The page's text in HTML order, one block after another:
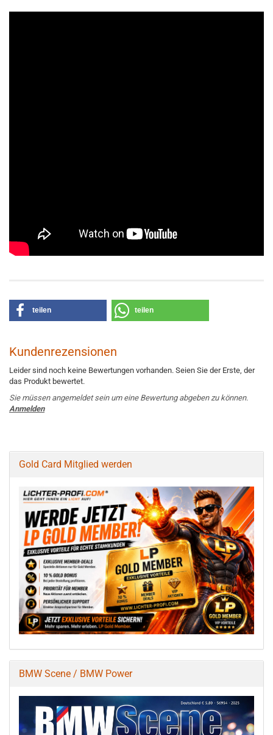
teilen teilen
Kundenrezensionen
Leider sind noch keine Bewertungen vorhanden. Seien Sie der Erste, der
das Produkt bewertet.
Sie müssen angemeldet sein um eine Bewertung abgeben zu können.
Anmelden
Gold Card Mitglied werden
BMW Scene / BMW Power